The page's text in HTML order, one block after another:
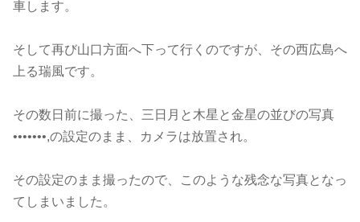
車します。
そして再び山口方面へ下って行くのですが、その西広島へ
上る瑞風です。
その数日前に撮った、三日月と木星と金星の並びの写真
•••••••,の設定のまま、カメラは放置され。
その設定のまま撮ったので、このような残念な写真となっ
てしまいました。